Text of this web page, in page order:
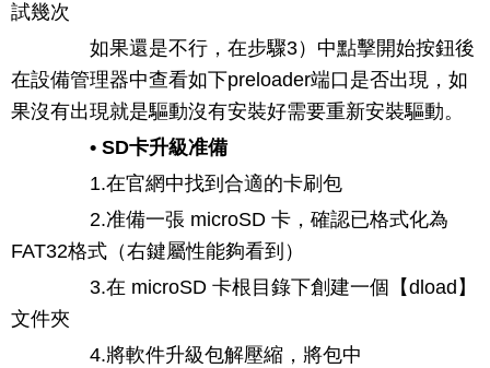
試幾次
如果還是不行，在步驟3）中點擊開始按鈕後
在設備管理器中查看如下preloader端口是否出現，如
果沒有出現就是驅動沒有安裝好需要重新安裝驅動。
• SD卡升級准備
1.在官網中找到合適的卡刷包
2.准備一張 microSD 卡，確認已格式化為
FAT32格式（右鍵屬性能夠看到）
3.在 microSD 卡根目錄下創建一個【dload】
文件夾
4.將軟件升級包解壓縮，將包中